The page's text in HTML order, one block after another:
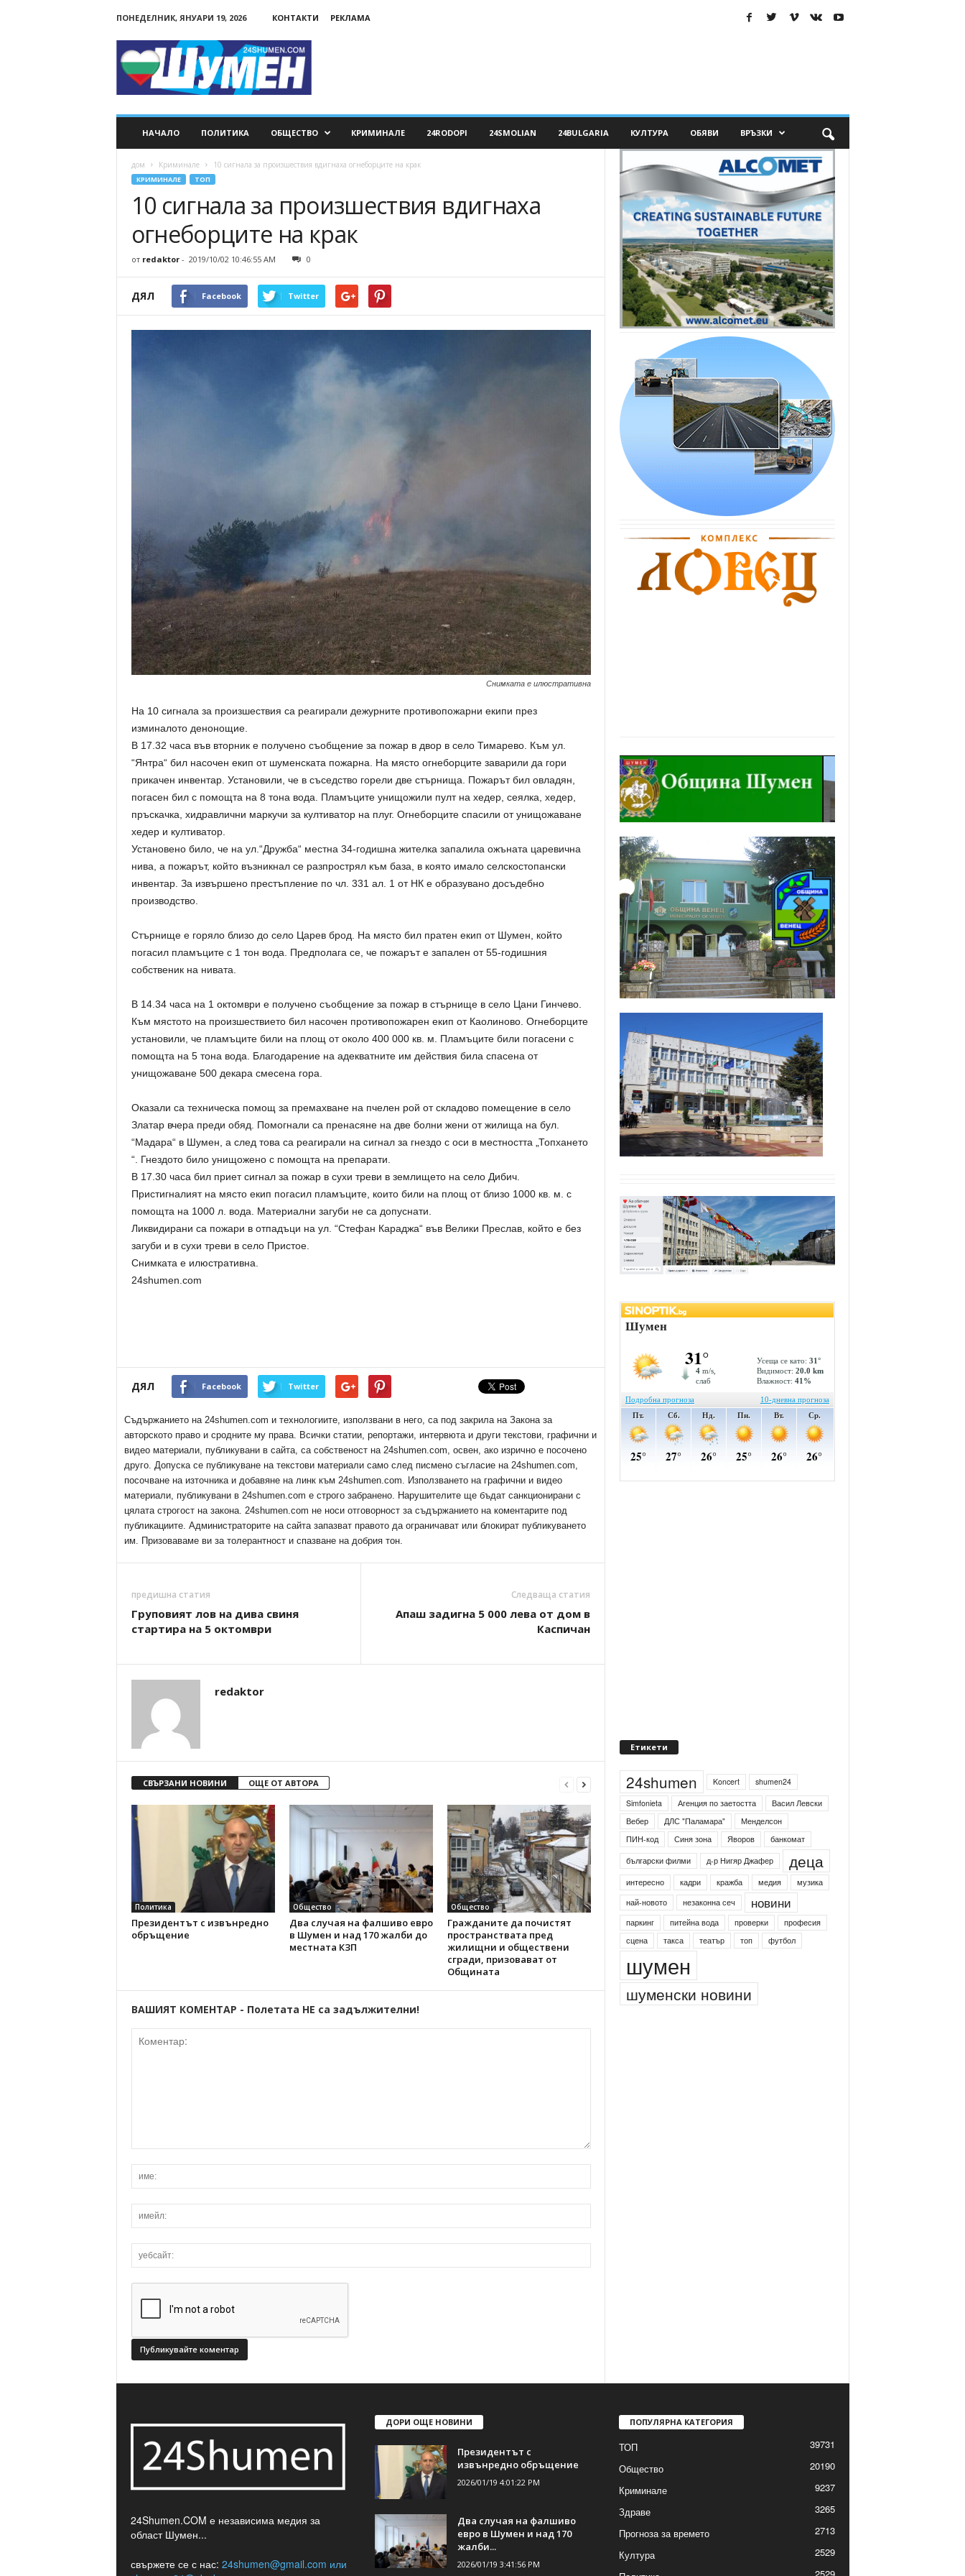
ПОНЕДЕЛНИК, ЯНУАРИ 19, 2026 КОНТАКТИ РЕКЛАМА
НАЧАЛО ПОЛИТИКА ОБЩЕСТВО КРИМИНАЛЕ 24RODOPI 24SMOLIAN 24BULGARIA КУЛТУРА ОБЯВИ ВРЪЗКИ
дом Криминале 10 сигнала за произшествия вдигнаха огнеборците на крак
КРИМИНАЛЕ ТОП
10 сигнала за произшествия вдигнаха
огнеборците на крак
от redaktor- 2019/10/02 10:46:55 AM 0
ДЯЛ Facebook Twitter
Снимката е илюстративна
На 10 сигнала за произшествия са реагирали дежурните противопожарни екипи през
изминалото денонощие.
В 17.32 часа във вторник е получено съобщение за пожар в двор в село Тимарево. Към ул.
“Янтра“ бил насочен екип от шуменската пожарна. На място огнеборците заварили да гори
прикачен инвентар. Установили, че в съседство горели две стърнища. Пожарът бил овладян,
погасен бил с помощта на 8 тона вода. Пламъците унищожили пулт на хедер, сеялка, хедер,
пръскачка, хидравлични маркучи за култиватор на плуг. Огнеборците спасили от унищожаване
хедер и култиватор.
Установено било, че на ул.“Дружба“ местна 34-годишна жителка запалила ожъната царевична
нива, а пожарът, който възникнал се разпрострял към база, в която имало селскостопански
инвентар. За извършено престъпление по чл. 331 ал. 1 от НК е образувано досъдебно
производство.
Стърнище е горяло близо до село Царев брод. На място бил пратен екип от Шумен, който
погасил пламъците с 1 тон вода. Предполага се, че пожарът е запален от 55-годишния
собственик на нивата.
В 14.34 часа на 1 октомври е получено съобщение за пожар в стърнище в село Цани Гинчево.
Към мястото на произшествието бил насочен противопожарен екип от Каолиново. Огнеборците
установили, че пламъците били на площ от около 400 000 кв. м. Пламъците били погасени с
помощта на 5 тона вода. Благодарение на адекватните им действия била спасена от
унищожаване 500 декара смесена гора.
Оказали са техническа помощ за премахване на пчелен рой от складово помещение в село
Златар вчера преди обяд. Помогнали са пренасяне на две болни жени от жилища на бул.
“Мадара“ в Шумен, а след това са реагирали на сигнал за гнездо с оси в местността „Топхането
“. Гнездото било унищожено с помощта на препарати.
В 17.30 часа бил приет сигнал за пожар в сухи треви в землището на село Дибич.
Пристигналият на място екип погасил пламъците, които били на площ от близо 1000 кв. м. с
помощта на 1000 л. вода. Материални загуби не са допуснати.
Ликвидирани са пожари в отпадъци на ул. “Стефан Караджа“ във Велики Преслав, който е без
загуби и в сухи треви в село Пристое.
Снимката е илюстративна.
24shumen.com
ДЯЛ Facebook Twitter
Съдържанието на 24shumen.com и технологиите, използвани в него, са под закрила на Закона за
авторското право и сродните му права. Всички статии, репортажи, интервюта и други текстови, графични и
видео материали, публикувани в сайта, са собственост на 24shumen.com, освен, ако изрично е посочено
друго. Допуска се публикуване на текстови материали само след писмено съгласие на 24shumen.com,
посочване на източника и добавяне на линк към 24shumen.com. Използването на графични и видео
материали, публикувани в 24shumen.com е строго забранено. Нарушителите ще бъдат санкционирани с
цялата строгост на закона. 24shumen.com не носи отговорност за съдържанието на коментарите под
публикациите. Администраторите на сайта запазват правото да ограничават или блокират публикуването
им. Призоваваме ви за толерантност и спазване на добрия тон.
предишна статия
Груповият лов на дива свиня
стартира на 5 октомври
Следваща статия
Апаш задигна 5 000 лева от дом в
Каспичан
redaktor
СВЪРЗАНИ НОВИНИ ОЩЕ ОТ АВТОРА
Политика
Президентът с извънредно
обръщение
Общество
Два случая на фалшиво евро
в Шумен и над 170 жалби до
местната КЗП
Общество
Гражданите да почистят
пространствата пред
жилищни и обществени
сгради, призовават от
Общината
ВАШИЯТ КОМЕНТАР - Полетата НЕ са задължителни!
Етикети
24shumen Koncert
shumen24
Simfonieta
Агенция по заетостта
Васил Левски
Вебер
ДЛС "Паламара"
Менделсон
ПИН-код
Синя зона Яворов
банкомат
български филми
д-р Нигяр Джафер деца
интересно кадри кражба медия
най-новото
незаконна сеч новини
паркинг питейна вода проверки
професия
сцена
такса
шумен
24Shumen.COM е независима медия за
област Шумен...
свържете се с нас: 24shumen@gmail.com или
ДОРИ ОЩЕ НОВИНИ
Президентът с
извънредно обръщение
2026/01/19 4:01:22 PM
Два случая на фалшиво
евро в Шумен и над 170
жалби...
2026/01/19 3:41:56 PM
ПОПУЛЯРНА КАТЕГОРИЯ
ТОП
39731
Общество
20190
Криминале
9237
Здраве
3265
Прогноза за времето
2713
Култура
2529